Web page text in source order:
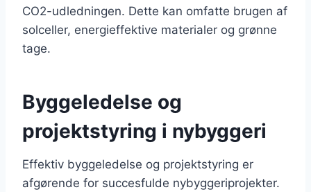
CO2-udledningen. Dette kan omfatte brugen af
solceller, energieffektive materialer og grønne
tage.
Byggeledelse og
projektstyring i nybyggeri
Effektiv byggeledelse og projektstyring er
afgørende for succesfulde nybyggeriprojekter.